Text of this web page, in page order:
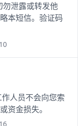
勿泄露或转发他
本短信。验证码
人员不会向您索
资金损失。